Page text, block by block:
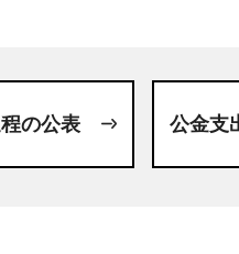
の公表 公金支